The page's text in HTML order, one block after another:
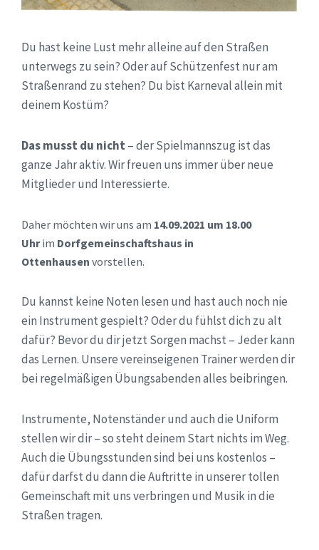
Du hast keine Lust mehr alleine auf den Straßen
unterwegs zu sein? Oder auf Schützenfest nur am
Straßenrand zu stehen? Du bist Karneval allein mit
deinem Kostüm?
Das musst du nicht – der Spielmannszug ist das
ganze Jahr aktiv. Wir freuen uns immer über neue
Mitglieder und Interessierte.
Daher möchten wir uns am 14.09.2021 um 18.00
Uhrim Dorfgemeinschaftshaus in
Ottenhausen vorstellen.
Du kannst keine Noten lesen und hast auch noch nie
ein Instrument gespielt? Oder du fühlst dich zu alt
dafür? Bevor du dir jetzt Sorgen machst – Jeder kann
das Lernen. Unsere vereinseigenen Trainer werden dir
bei regelmäßigen Übungsabenden alles beibringen.
Instrumente, Notenständer und auch die Uniform
stellen wir dir – so steht deinem Start nichts im Weg.
Auch die Übungsstunden sind bei uns kostenlos –
dafür darfst du dann die Auftritte in unserer tollen
Gemeinschaft mit uns verbringen und Musik in die
Straßen tragen.